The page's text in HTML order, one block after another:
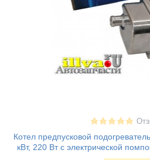
Котел предпусковой
кВт, 220 Вт с электрической